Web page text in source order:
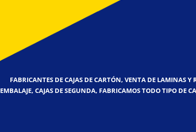
FABRICANTES DE CAJAS DE CARTÓN, VENTA DE LAMINAS
EMBALAJE, CAJAS DE SEGUNDA, FABRICAMOS TODO TIPO DE